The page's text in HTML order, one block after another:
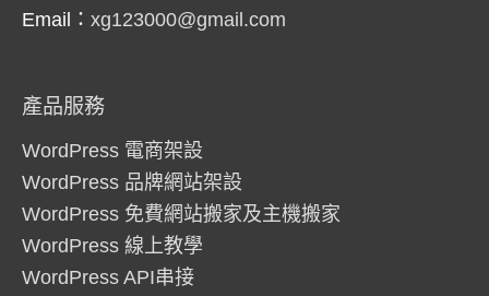
Email： xg123000@gmail.com
產品服務
WordPress 電商架設
WordPress 品牌網站架設
WordPress 免費網站搬家及主機搬家
WordPress 線上教學
WordPress API串接